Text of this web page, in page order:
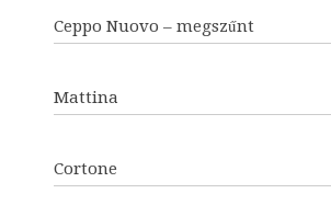
Ceppo Nuovo – megszűnt
Mattina
Cortone